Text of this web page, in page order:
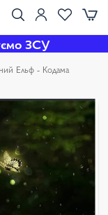
ЗСУ
Ельф - Кодама